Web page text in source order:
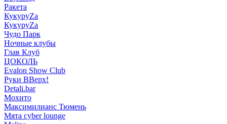
Ракета
КукуруZа
КукуруZа
Чудо Парк
Ночные клубы
Глав Клуб
ЦОКОЛЬ
Evalon Show Club
Руки ВВерх!
Detali.bar
Мохито
Максимилианс Тюмень
Мята cyber lounge